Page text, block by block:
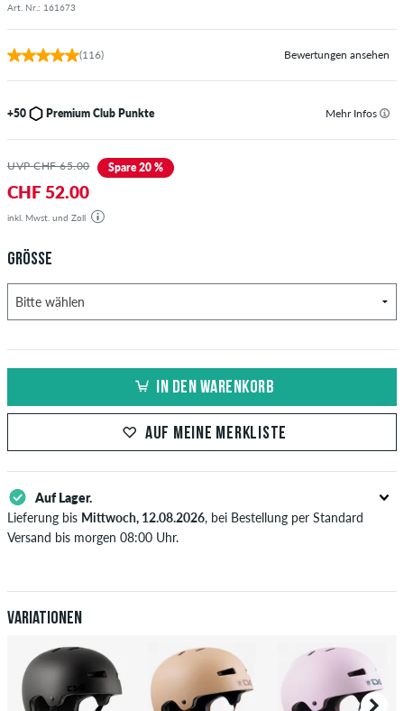
Art. Nr.: 161673
(116) Bewertungen ansehen
+50 Premium Club Punkte Mehr Infos
UVP CHF 65.00 Spare 20 %
CHF 52.00
inkl. Mwst. und Zoll
GRÖSSE
IN DEN WARENKORB
AUF MEINE MERKLISTE
Auf Lager.
Lieferung bis Mittwoch, 12.08.2026, bei Bestellung per Standard
Versand bis morgen 08:00 Uhr.
deiner Überweisung an dich versendet. Weitere Infos zuVersand&
Zahlung .
Variationen